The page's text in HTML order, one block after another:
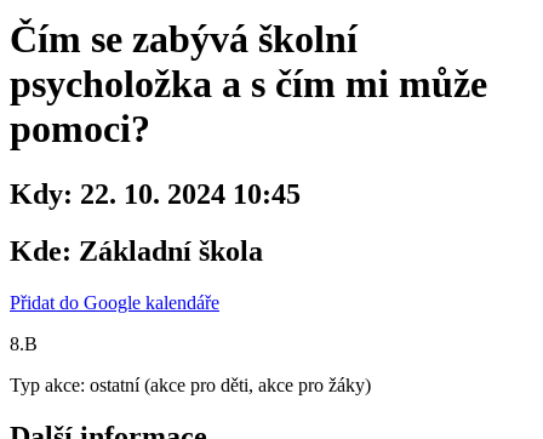
Čím se zabývá školní
psycholožka a s čím mi může
pomoci?
Kdy: 22. 10. 2024 10:45
Kde: Základní škola
Přidat do Google kalendáře
8.B
Typ akce: ostatní (akce pro děti, akce pro žáky)